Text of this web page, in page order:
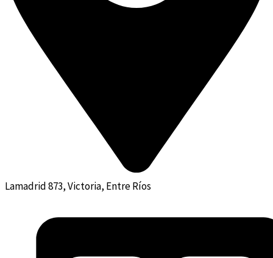
Lamadrid 873, Victoria, Entre Ríos